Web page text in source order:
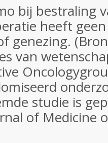
bij bestraling
heeft
genezing.
van
studie is
of Medicine